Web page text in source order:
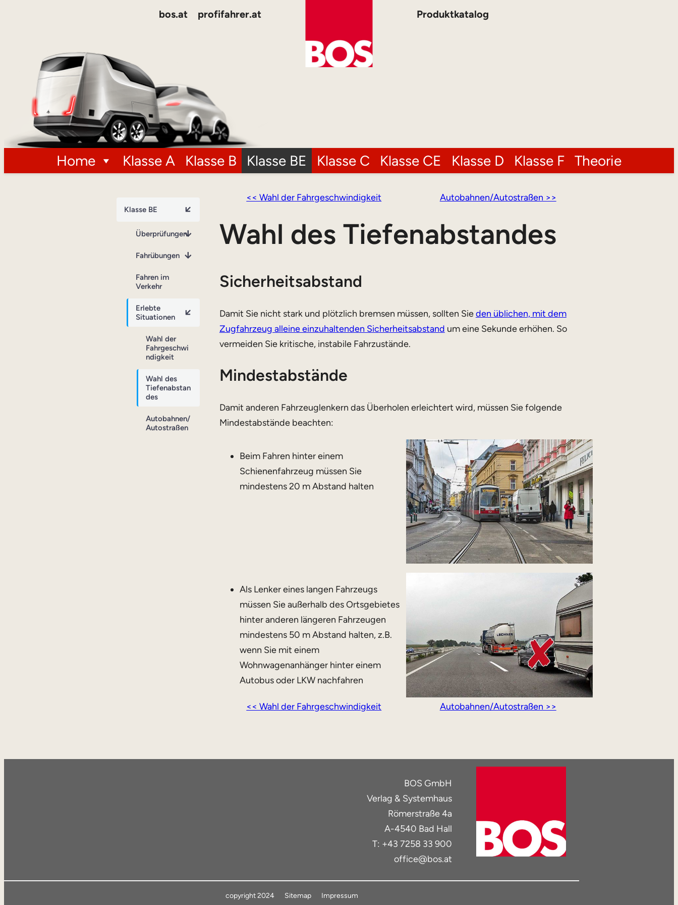
bos.at profifahrer.at Produktkatalog
Home Klasse A Klasse B Klasse BE Klasse C Klasse CE Klasse D Klasse F Theorie
Klasse BE
Überprüfungen
Fahrübungen
Fahren im
Verkehr
Erlebte
Situationen
Wahl der
Fahrgeschwi
ndigkeit
Wahl des
Tiefenabstan
des
Autobahnen/
Autostraßen
<< Wahl der Fahrgeschwindigkeit Autobahnen/Autostraßen >>
Wahl des Tiefenabstandes
Sicherheitsabstand
Damit Sie nicht stark und plötzlich bremsen müssen, sollten Sieden üblichen, mit dem
Zugfahrzeug alleine einzuhaltenden Sicherheitsabstand um eine Sekunde erhöhen. So
vermeiden Sie kritische, instabile Fahrzustände.
Mindestabstände
Damit anderen Fahrzeuglenkern das Überholen erleichtert wird, müssen Sie folgende
Mindestabstände beachten:
Beim Fahren hinter einem
Schienenfahrzeug müssen Sie
mindestens 20 m Abstand halten
Als Lenker eines langen Fahrzeugs
müssen Sie außerhalb des Ortsgebietes
hinter anderen längeren Fahrzeugen
mindestens 50 m Abstand halten, z.B.
wenn Sie mit einem
Wohnwagenanhänger hinter einem
Autobus oder LKW nachfahren
<< Wahl der Fahrgeschwindigkeit Autobahnen/Autostraßen >>
BOS GmbH
Verlag & Systemhaus
Römerstraße 4a
A-4540 Bad Hall
T: +43 7258 33 900
office@bos.at
copyright 2024 Sitemap Impressum